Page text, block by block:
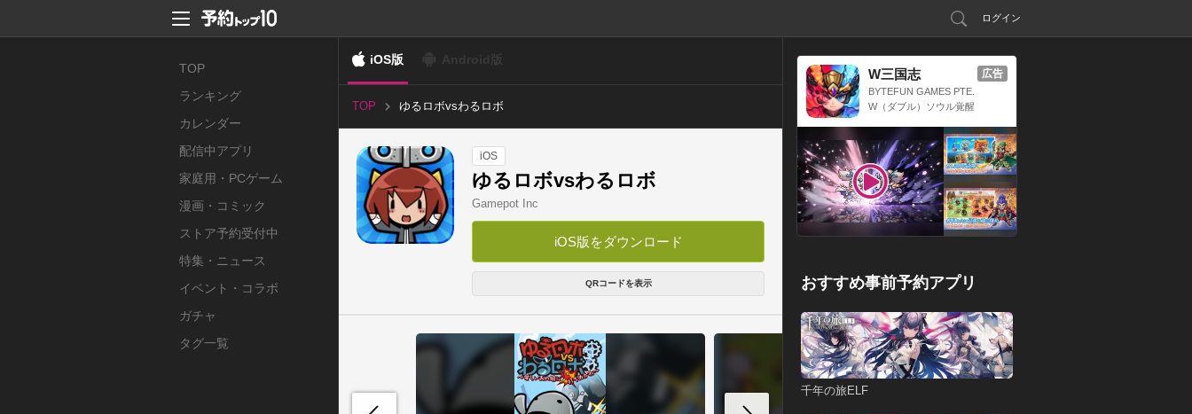
ログイン
TOP
ランキング
カレンダー
配信中アプリ
家庭用・PCゲーム
漫画・コミック
ストア予約受付中
特集・ニュース
イベント・コラボ
ガチャ
タグ一覧
iOS版
TOP ゆるロボvsわるロボ
iOS
ゆるロボvsわるロボ
Gamepot Inc
iOS版をダウンロード
QRコードを表示
W三国志
BYTEFUN GAMES PTE.
LTD.
W（ダブル）ソウル覚醒
広告
おすすめ事前予約アプリ
千年の旅ELF